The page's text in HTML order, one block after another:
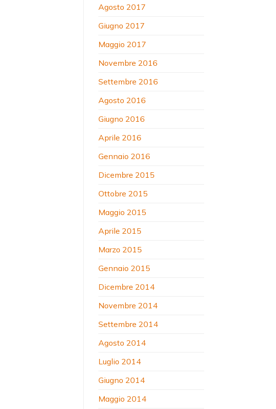
Agosto 2017
Giugno 2017
Maggio 2017
Novembre 2016
Settembre 2016
Agosto 2016
Giugno 2016
Aprile 2016
Gennaio 2016
Dicembre 2015
Ottobre 2015
Maggio 2015
Aprile 2015
Marzo 2015
Gennaio 2015
Dicembre 2014
Novembre 2014
Settembre 2014
Agosto 2014
Luglio 2014
Giugno 2014
Maggio 2014